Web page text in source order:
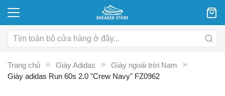
Trang chủ Giày Adidas
Giày ngoài trời Nam
Giày adidas Run 60s 2.0 "Crew Navy" FZ0962